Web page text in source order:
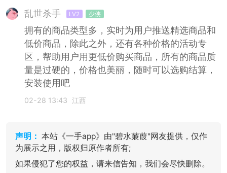
乱世杀手 LV2 少侠
拥有的商品类型多，实时为用户推送精选商品和
低价商品，除此之外，还有各种价格的活动专
区，帮助用户用更低价购买商品，所有的商品质
量是过硬的，价格也美丽，随时可以选购结算，
安装使用吧
02-28 13:43 江西
声明： 本站《一手app》由"碧水蒹葭"网友提供，仅作
为展示之用，版权归原作者所有;
如果侵犯了您的权益，请来信告知，我们会尽快删除。